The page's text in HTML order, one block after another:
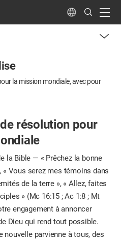
Language
Search
Submit
la mission mondiale,avec pour
résolution pour
la Bible — « Prêchez la bonne
Vous serez mes témoins dans
de la terre », « Allez, faites
» (Mc 16:15 ; Ac 1:8 ; Mt
engagement à annoncer
Dieu qui rend tout possible.
nouvelle parvienne à tous, des